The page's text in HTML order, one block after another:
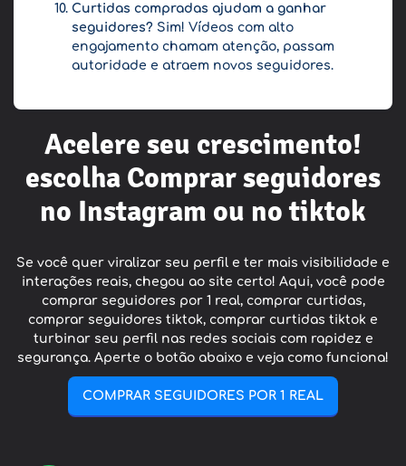
Curtidas compradas ajudam a ganhar
seguidores? Sim! Vídeos com alto
engajamento chamam atenção, passam
autoridade e atraem novos seguidores.
Acelere seu crescimento!
escolha Comprar seguidores
no Instagram ou no tiktok
Se você quer viralizar seu perfil e ter mais visibilidade e
interações reais, chegou ao site certo! Aqui, você pode
comprar seguidores por 1 real, comprar curtidas,
comprar seguidores tiktok, comprar curtidas tiktok e
turbinar seu perfil nas redes sociais com rapidez e
segurança. Aperte o botão abaixo e veja como funciona!
COMPRAR SEGUIDORES POR 1 REAL